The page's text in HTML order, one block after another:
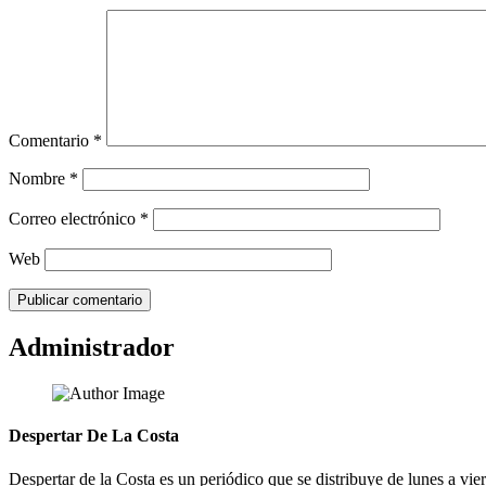
Comentario *
Nombre *
Correo electrónico *
Web
Administrador
Despertar De La Costa
Despertar de la Costa es un periódico que se distribuye de lunes a